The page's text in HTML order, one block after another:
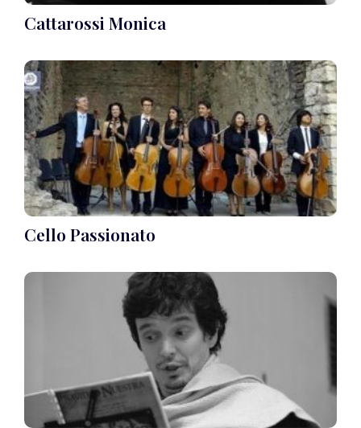
Cattarossi Monica
Cello Passionato